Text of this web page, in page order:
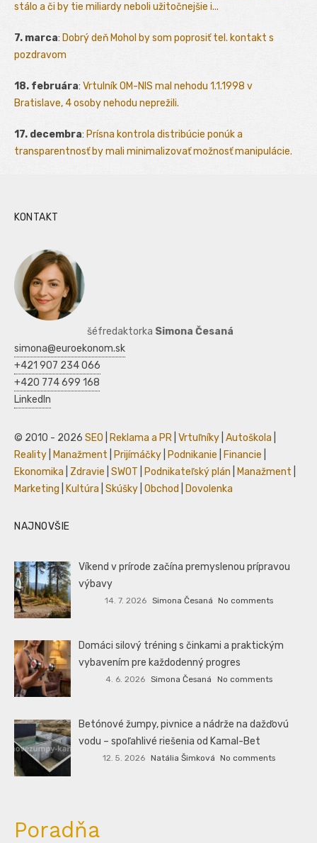
stálo a či by tie miliardy neboli užitočnejšie i...
7. marca: Dobrý deň Mohol by som poprosiť tel. kontakt s
pozdravom
18. februára: Vrtulník OM-NIS mal nehodu 1.1.1998 v
Bratislave, 4 osoby nehodu neprežili.
17. decembra: Prísna kontrola distribúcie ponúk a
transparentnosť by mali minimalizovať možnosť manipulácie.
KONTAKT
šéfredaktorka Simona Česaná
simona@euroekonom.sk
+421 907 234 066
+420 774 699 168
LinkedIn
© 2010 - 2026 SEO Reklama a PR Vrtuľníky Autoškola
Reality
Manažment Prijímáčky Podnikanie Financie
Ekonomika
Zdravie SWOT Podnikateľský plán Manažment
Marketing
Kultúra Skúšky Obchod Dovolenka
NAJNOVŠIE
Víkend v prírode začína premyslenou prípravou
výbavy
14. 7. 2026 Simona Česaná No comments
Domáci silový tréning s činkami a praktickým
vybavením pre každodenný progres
4. 6. 2026 Simona Česaná No comments
Betónové žumpy, pivnice a nádrže na dažďovú
vodu – spoľahlivé riešenia od Kamal-Bet
12. 5. 2026 Natália Šimková No comments
Poradňa